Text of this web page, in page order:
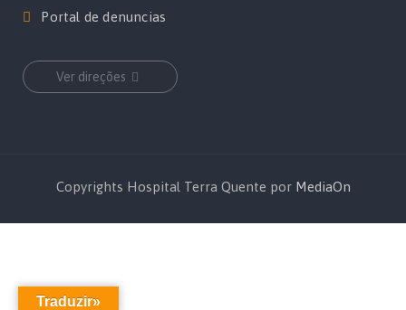
Portal de denuncias
Ver direções
Copyrights Hospital Terra Quente por MediaOn
Traduzir»